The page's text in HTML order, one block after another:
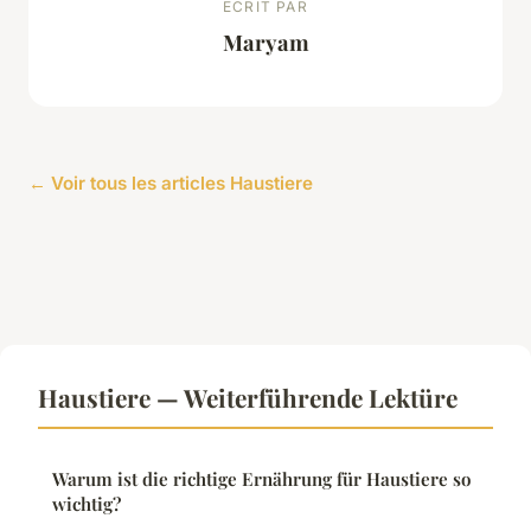
ECRIT PAR
Maryam
← Voir tous les articles Haustiere
Haustiere — Weiterführende Lektüre
Warum ist die richtige Ernährung für Haustiere so
wichtig?